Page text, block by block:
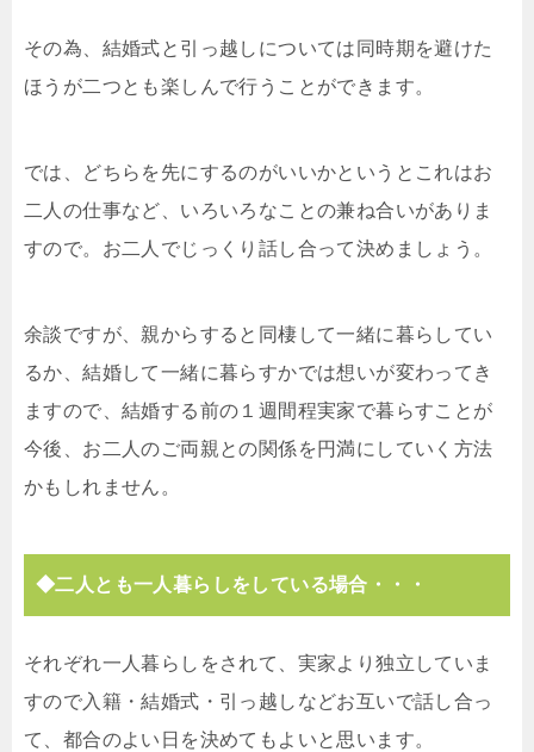
その為、結婚式と引っ越しについては同時期を避けた
ほうが二つとも楽しんで行うことができます。
では、どちらを先にするのがいいかというとこれはお
二人の仕事など、いろいろなことの兼ね合いがありま
すので。お二人でじっくり話し合って決めましょう。
余談ですが、親からすると同棲して一緒に暮らしてい
るか、結婚して一緒に暮らすかでは想いが変わってき
ますので、結婚する前の１週間程実家で暮らすことが
今後、お二人のご両親との関係を円満にしていく方法
かもしれません。
◆二人とも一人暮らしをしている場合・・・
それぞれ一人暮らしをされて、実家より独立していま
すので入籍・結婚式・引っ越しなどお互いで話し合っ
て、都合のよい日を決めてもよいと思います。